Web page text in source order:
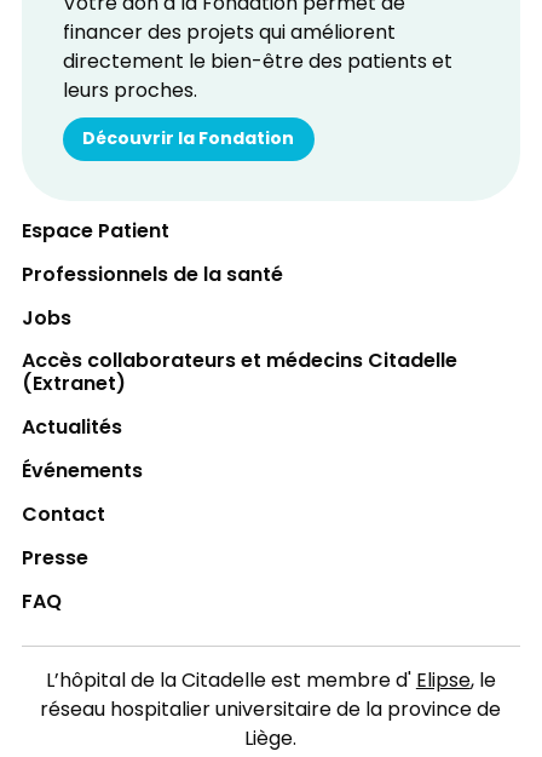
financer des projets qui améliorent
directement le bien-être des patients et
leurs proches.
Découvrir la Fondation
Espace Patient
Professionnels de la santé
Jobs
Accès collaborateurs et médecins Citadelle
(Extranet)
Actualités
Événements
Contact
Presse
FAQ
L’hôpital de la Citadelle est membre d'Elipse, le
réseau hospitalier universitaire de la province de
Liège.